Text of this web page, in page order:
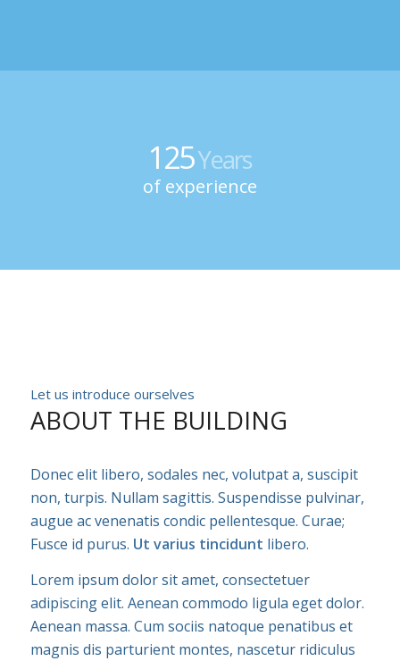
125Years
of experience
Let us introduce ourselves
ABOUT THE BUILDING
Donec elit libero, sodales nec, volutpat a, suscipit
non, turpis. Nullam sagittis. Suspendisse pulvinar,
augue ac venenatis condic pellentesque. Curae;
Fusce id purus. Ut varius tincidunt libero.
Lorem ipsum dolor sit amet, consectetuer
adipiscing elit. Aenean commodo ligula eget dolor.
Aenean massa. Cum sociis natoque penatibus et
magnis dis parturient montes, nascetur ridiculus